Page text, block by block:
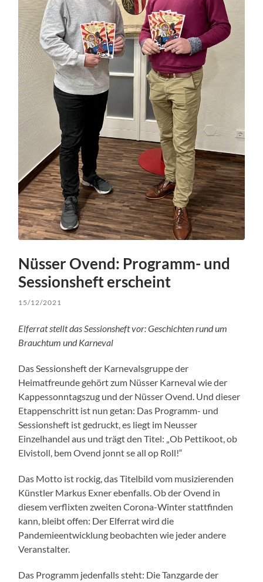
Nüsser Ovend: Programm- und
Sessionsheft erscheint
15/12/2021
Elferrat stellt das Sessionsheft vor: Geschichten rund um
Brauchtum und Karneval
Das Sessionsheft der Karnevalsgruppe der
Heimatfreunde gehört zum Nüsser Karneval wie der
Kappessonntagszug und der Nüsser Ovend. Und dieser
Etappenschritt ist nun getan: Das Programm- und
Sessionsheft ist gedruckt, es liegt im Neusser
Einzelhandel aus und trägt den Titel: „Ob Pettikoot, ob
Elvistoll, bem Ovend jonnt se all op Roll!“
Das Motto ist rockig, das Titelbild vom musizierenden
Künstler Markus Exner ebenfalls. Ob der Ovend in
diesem verflixten zweiten Corona-Winter stattfinden
kann, bleibt offen: Der Elferrat wird die
Pandemieentwicklung beobachten wie jeder andere
Veranstalter.
Das Programm jedenfalls steht: Die Tanzgarde der